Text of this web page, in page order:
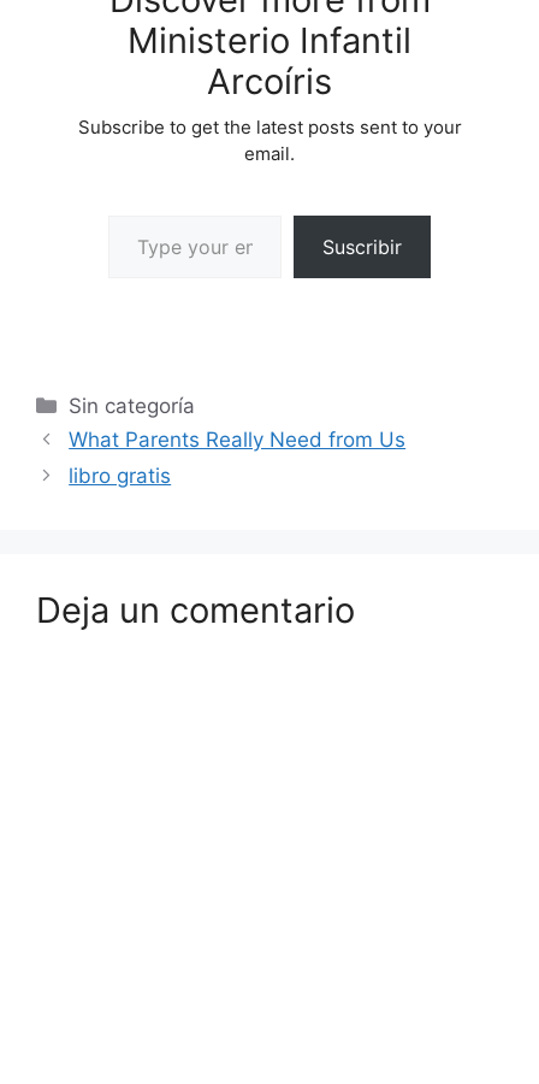
Identificar lospatronesde
competencia y la
cooperacin entre losMinisterio Infantil
Arcoíris
Subscribe to get the latest posts sent to your
email.
Suscribir
Sin categoría
What Parents Really Need from Us
libro gratis
Deja un comentario